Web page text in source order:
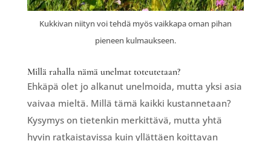
Kukkivan niityn voi tehdä myös vaikkapa oman pihan
pieneen kulmaukseen.
Millä rahalla nämä unelmat toteutetaan?
Ehkäpä olet jo alkanut unelmoida, mutta yksi asia
vaivaa mieltä. Millä tämä kaikki kustannetaan?
Kysymys on tietenkin merkittävä, mutta yhtä
hyvin ratkaistavissa kuin yllättäen koittavan